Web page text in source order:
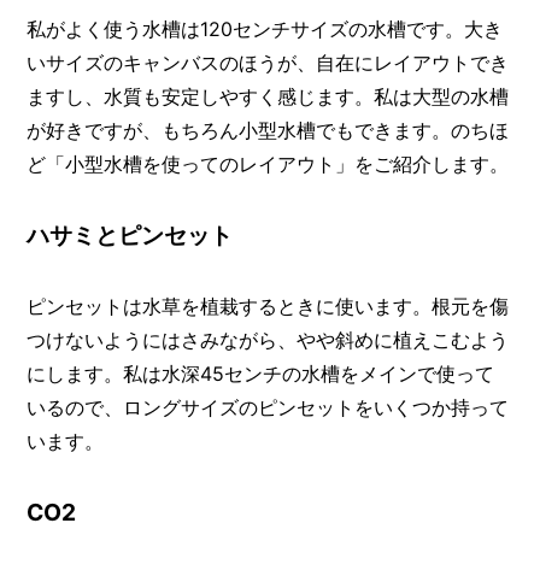
私がよく使う水槽は120センチサイズの水槽です。大き
いサイズのキャンバスのほうが、自在にレイアウトでき
ますし、水質も安定しやすく感じます。私は大型の水槽
が好きですが、もちろん小型水槽でもできます。のちほ
ど「小型水槽を使ってのレイアウト」をご紹介します。
ハサミとピンセット
ピンセットは水草を植栽するときに使います。根元を傷
つけないようにはさみながら、やや斜めに植えこむよう
にします。私は水深45センチの水槽をメインで使って
いるので、ロングサイズのピンセットをいくつか持って
います。
CO2